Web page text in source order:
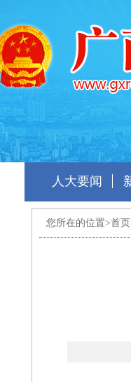
人大要闻
您所在的位置>首页